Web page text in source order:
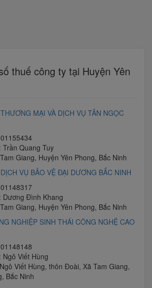
thuế công ty tại Huyện Yên
MẠI VÀ DỊCH VỤ TÂN NGỌC
Quang Tuy
Giang, Huyện Yên Phong, Bắc Ninh
VỤ BẢO VỆ ĐẠI DƯƠNG BẮC NINH
Đình Khang
Giang, Huyện Yên Phong, Bắc Ninh
NGHIỆP SINH THÁI CÔNG NGHỆ CAO
Viết Hùng
Viết Hùng, thôn Đoài, Xã Tam Giang,
Bắc Ninh